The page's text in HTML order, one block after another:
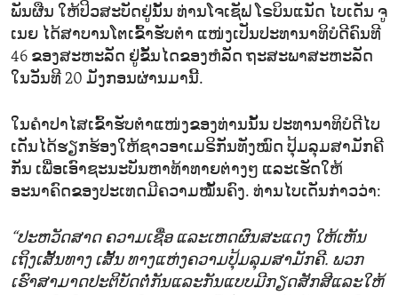
ພັນຜືນ ໃຫ້ປິວສະບັດຢູ່ນັ້ນ ທ່ານໂຈເຊັຟ ໂຣບິນແນັດ ໄບເດັນ ຈູ
ເນຍ ໄດ້ສາບານໂຕເຂົ້າຮັບຕຳ ແໜ່ງເປັນປະທານາທິບໍດີຄົນທີ
46 ຂອງສະຫະລັດ ຢູ່ຂັ້ນໄດຂອງຫໍລັດ ຖະສະພາສະຫະລັດ
ໃນວັນທີ 20 ມັງກອນຜ່ານມານີ້.
ໃນຄຳປາໄສເຂົ້າຮັບຕຳແໜ່ງຂອງທ່ານນັ້ນ ປະທານາທິບໍດີໄບ
ເດັນໄດ້ຮຽກຮ້ອງໃຫ້ຊາວອາເມຣິກັນທັງໝົດ ປຸ້ມລຸມສາມັກຄີ
ກັນ ເພື່ອເອົາຊະນະບັນຫາທ້າທາຍຕ່າງໆ ແລະເຮັດໃຫ້
ອະນາຄົດຂອງປະເທດມີຄວາມໝັ້ນຄົງ. ທ່ານໄບເດັນກ່າວວ່າ:
“ປະຫວັດສາດ ຄວາມເຊື່ອ ແລະເຫດຜົນສະແດງ ໃຫ້ເຫັນ
ເຖິງເສັ້ນທາງ ເສັ້ນ ທາງແຫ່ງຄວາມປຸ້ມລຸມສາມັກຄີ. ພວກ
ເຮົາສາມາດປະຕິບັດຕໍ່ກັນແລະກັນແບບມີກຽດສັກສີແລະໃຫ້